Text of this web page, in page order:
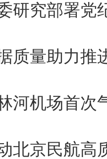
研究部署党
质量助力推
河机场首次
北京民航高